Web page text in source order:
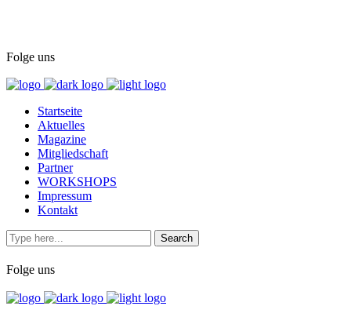
Folge uns
Startseite
Aktuelles
Magazine
Mitgliedschaft
Partner
WORKSHOPS
Impressum
Kontakt
Folge uns